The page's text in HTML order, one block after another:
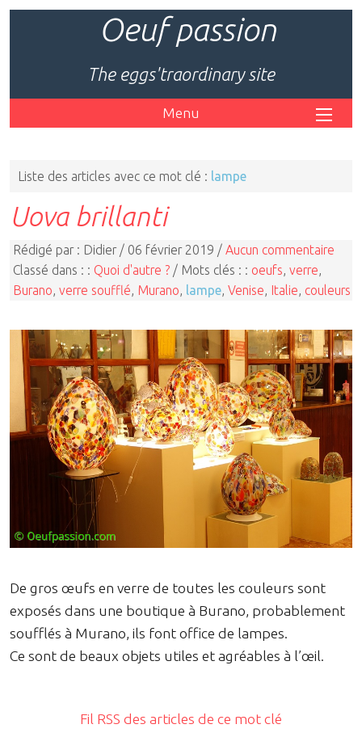
Oeuf passion
The eggs'traordinary site
Menu
Liste des articles avec ce mot clé : lampe
Uova brillanti
Rédigé par : Didier / 06 février 2019 / Aucun commentaire
Classé dans : : Quoi d'autre ? / Mots clés : : oeufs verre
Burano verre soufflé Murano lampe Venise Italie couleurs
De gros œufs en verre de toutes les couleurs sont
exposés dans une boutique à Burano, probablement
soufflés à Murano, ils font office de lampes.
Ce sont de beaux objets utiles et agréables à l’œil.
Fil RSS des articles de ce mot clé